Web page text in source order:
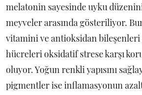
melatonin sayesinde uyku
meyveler arasında gösteriliyor.
vitamini ve antioksidan bileşenleri
hücreleri oksidatif strese karşı
oluyor. Yoğun renkli yapısını
pigmentler ise inflamasyonun